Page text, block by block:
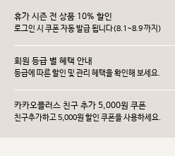
휴가 시즌 전 상품 10% 할인
로그인 시 쿠폰 자동 발급 됩니다(8.1~8.9 까지)
회원 등급 별 혜택 안내
등급에 따른 할인 및 관리 헤택을 확인해 보세요.
카카오플러스 친구 추가 5,000원 쿠폰
친구추가하고 5,000원 할인 쿠폰을 사용하세요.